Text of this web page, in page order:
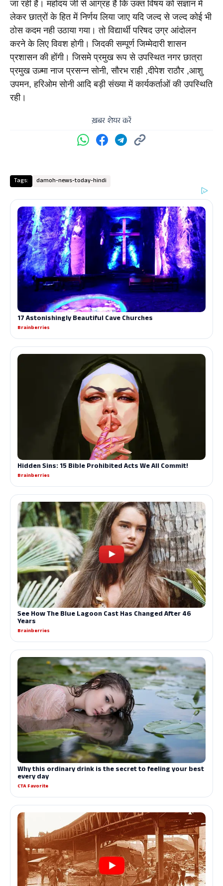
जा रही हैं। महोदय जी से आग्रह हैं कि उक्त विषय को संज्ञान में
लेकर छात्रों के हित में निर्णय लिया जाए यदि जल्द से जल्द कोई भी
ठोस कदम नही उठाया गया। तो विद्यार्थी परिषद उग्र आंदोलन
करने के लिए विवश होगी। जिदकी सम्पूर्ण जिम्मेदारी शासन
प्रशासन की होंगी। जिसमे प्रमुख रूप से उपस्थित नगर छात्रा
प्रमुख उज़्मा नाज प्रसन्न सोनी, सौरभ राही ,दीपेश राठौर ,आशु
उपमन, हरिओम सोनी आदि बड़ी संख्या में कार्यकर्ताओं की उपस्थिति
रही।
ख़बर शेयर करें
Tags: damoh-news-today-hindi